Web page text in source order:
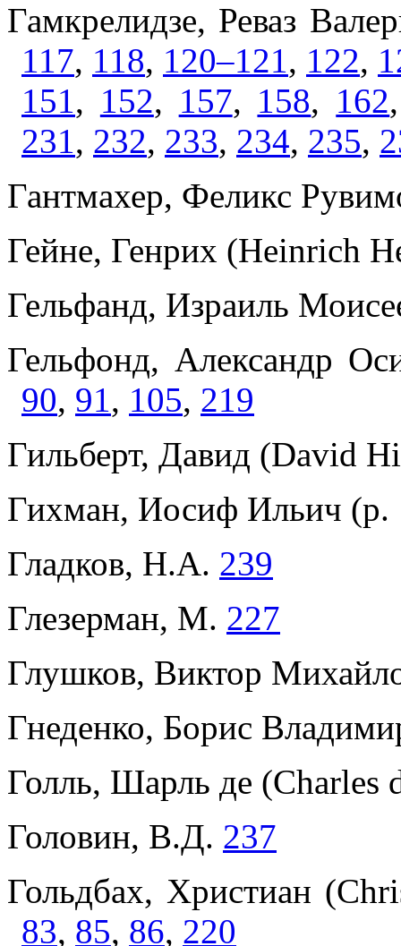
Гамкрелидзе, Реваз
117, 118, 120–121, 122,
151, 152, 157, 158, 162
231, 232, 233, 234, 235,
Гантмахер, Феликс
Гейне, Генрих (Heinrich
Гельфанд, Израиль
Гельфонд, Александр
90, 91, 105, 219
Гильберт, Давид (David
Гихман, Иосиф Ильич
Гладков, Н.А. 239
Глезерман, М. 227
Глушков, Виктор
Гнеденко, Борис
Голль, Шарль де (Charles
Головин, В.Д. 237
Гольдбах, Христиан
83, 85, 86, 220